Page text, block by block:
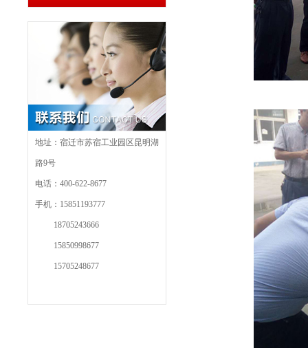
地址：宿迁市苏宿工业园区昆明湖
路9号
电话：400-622-8677
手机：15851193777
18705243666
15850998677
15705248677